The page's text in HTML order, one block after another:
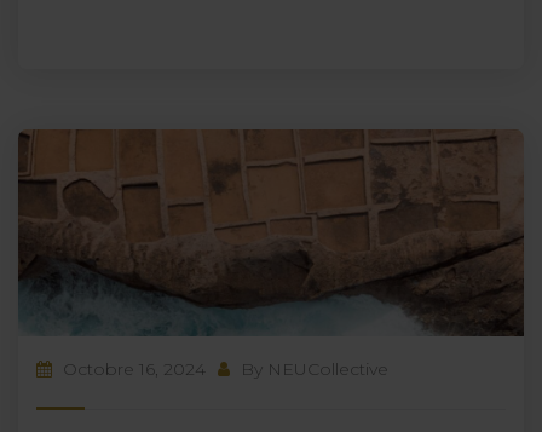
Octobre 16, 2024 By NEUCollective